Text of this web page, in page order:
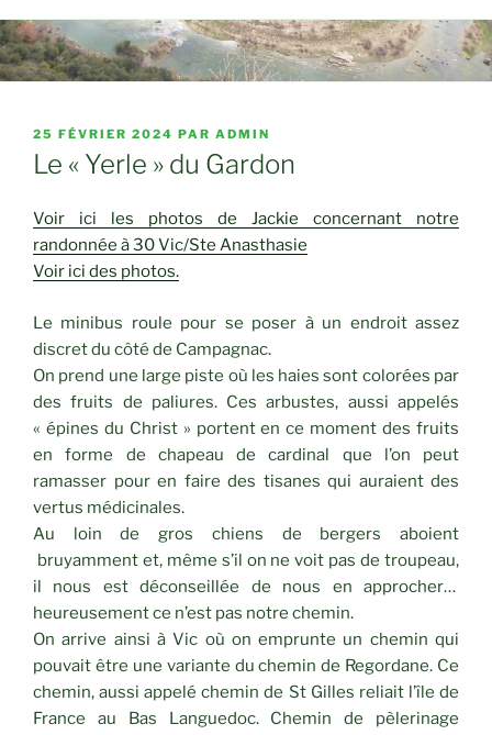
PUBLIÉ
LE
25 FÉVRIER 2024 PAR ADMIN
Le « Yerle » du Gardon
Voir ici les photos de Jackie concernant notre
randonnée à 30 Vic/Ste Anasthasie
Voir ici des photos.
Le minibus roule pour se poser à un endroit assez
discret du côté de Campagnac.
On prend une large piste où les haies sont colorées par
des fruits de paliures. Ces arbustes, aussi appelés
« épines du Christ » portent en ce moment des fruits
en forme de chapeau de cardinal que l’on peut
ramasser pour en faire des tisanes qui auraient des
vertus médicinales.
Au loin de gros chiens de bergers aboient
bruyamment et, même s’il on ne voit pas de troupeau,
il nous est déconseillée de nous en approcher…
heureusement ce n’est pas notre chemin.
On arrive ainsi à Vic où on emprunte un chemin qui
pouvait être une variante du chemin de Regordane. Ce
chemin, aussi appelé chemin de St Gilles reliait l’île de
France au Bas Languedoc. Chemin de pèlerinage